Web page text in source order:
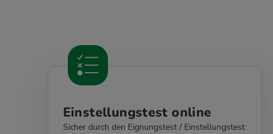
Einstellungstest online
Sicher durch den Eignungstest / Einstellungstest: